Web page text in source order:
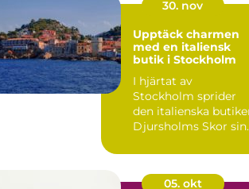
30. nov
Upptäck charmen
med en italiensk
butik i Stockholm
I hjärtat av
Stockholm sprider
den italienska
Djursholms Skor sin
05. okt